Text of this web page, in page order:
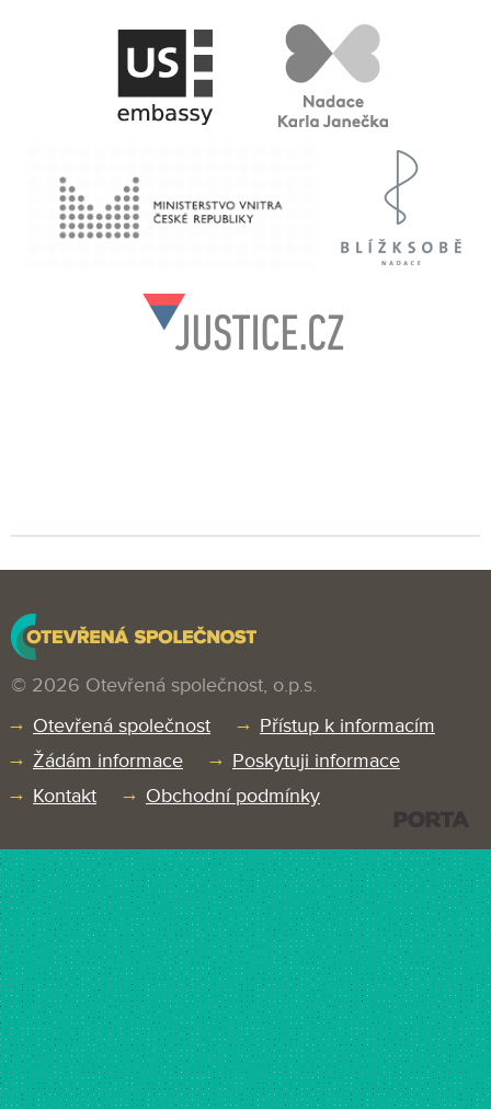
© 2026 Otevřená společnost, o.p.s.
Otevřená společnost
Přístup k informacím
Žádám informace
Poskytuji informace
Kontakt
Obchodní podmínky